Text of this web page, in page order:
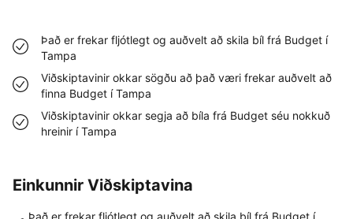
Það er frekar fljótlegt og auðvelt að skila bíl frá Budget í
Tampa
Viðskiptavinir okkar sögðu að það væri frekar auðvelt að
finna Budget í Tampa
Viðskiptavinir okkar segja að bíla frá Budget séu nokkuð
hreinir í Tampa
Einkunnir Viðskiptavina
Það er frekar fljótlegt og auðvelt að skila bíl frá Budget í